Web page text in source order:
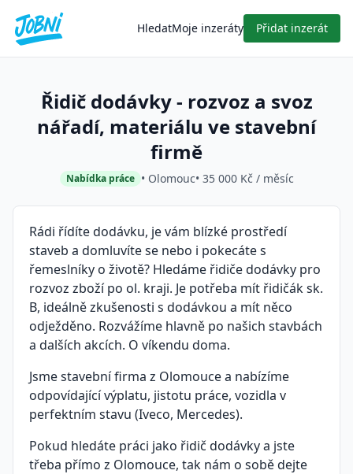
HledatMoje inzeráty Přidat inzerát
Řidič dodávky - rozvoz a svoz
nářadí, materiálu ve stavební
firmě
Nabídka práce • Olomouc• 35 000 Kč / měsíc
Rádi řídíte dodávku, je vám blízké prostředí
staveb a domluvíte se nebo i pokecáte s
řemeslníky o životě? Hledáme řidiče dodávky pro
rozvoz zboží po ol. kraji. Je potřeba mít řidičák sk.
B, ideálně zkušenosti s dodávkou a mít něco
odježděno. Rozvážíme hlavně po našich stavbách
a dalších akcích. O víkendu doma.
Jsme stavební firma z Olomouce a nabízíme
odpovídající výplatu, jistotu práce, vozidla v
perfektním stavu (Iveco, Mercedes).
Pokud hledáte práci jako řidič dodávky a jste
třeba přímo z Olomouce, tak nám o sobě dejte